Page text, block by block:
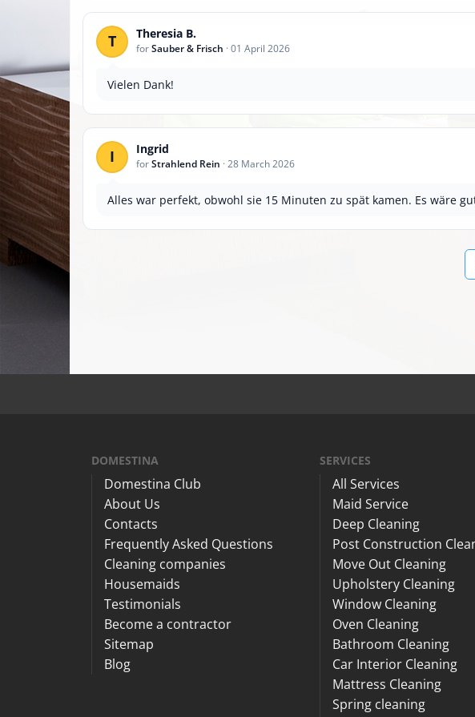
T Theresia B.
forSauber & Frisch ·01 April 2026
Vielen Dank!
I Ingrid
forStrahlend Rein ·28 March 2026
Alles war perfekt, obwohl sie 15 Minuten zu spät kamen. Es wäre
DOMESTINA
Domestina Club
About Us
Contacts
Frequently Asked Questions
Cleaning companies
Housemaids
Testimonials
Become a contractor
Sitemap
Blog
SERVICES
All Services
Maid Service
Deep Cleaning
Post Construction
Move Out Cleaning
Upholstery Cleaning
Window Cleaning
Oven Cleaning
Bathroom Cleaning
Car Interior Cleaning
Mattress Cleaning
Spring cleaning